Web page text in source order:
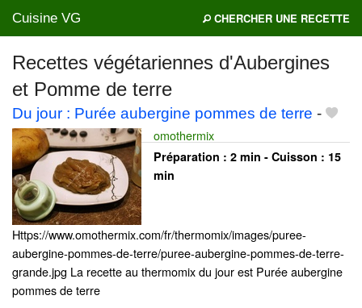
Cuisine VG CHERCHER UNE RECETTE
Recettes végétariennes d'Aubergines
et Pomme de terre
Du jour : Purée aubergine pommes de terre -
omothermix
Préparation : 2 min - Cuisson : 15
min
Https://www.omothermix.com/fr/thermomix/images/puree-
aubergine-pommes-de-terre/puree-aubergine-pommes-de-terre-
grande.jpg La recette au thermomix du jour est Purée aubergine
pommes de terre